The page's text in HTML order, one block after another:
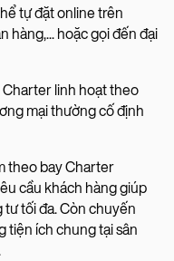
tự đặt online trên
hàng,... hoặc gọi đến đại
linh hoạt theo
mại thường cố định
theo bay Charter
cầu khách hàng giúp
tư tối đa. Còn chuyến
tiện ích chung tại sân